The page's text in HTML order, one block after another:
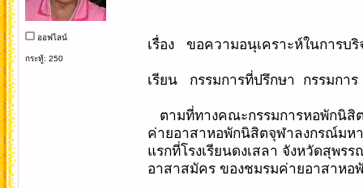
ออฟไลน์
กระทู้: 250
เรื่อง ขอความอนุเคราะห์ในการบริ
เรียน กรรมการที่ปรึกษา กรรมกา
ตามที่ทางคณะกรรมการหอพักนิสิ
ค่ายอาสาหอพักนิสิตจุฬาลงกรณ์มห
แรกที่โรงเรียนดงเสลา จังหวัดสุพร
อาสาสมัคร ของชมรมค่ายอาสาหอ